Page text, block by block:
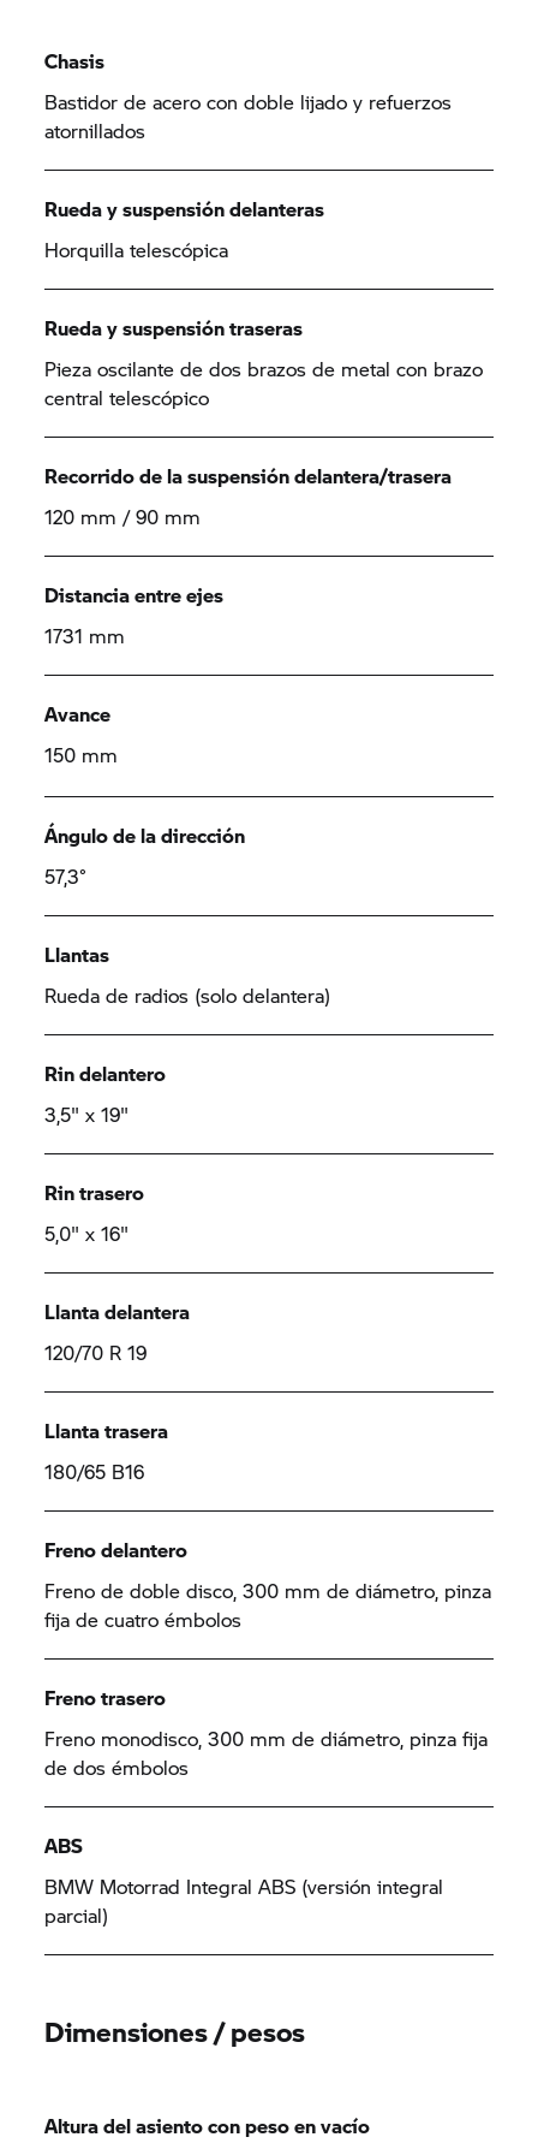
Chasis
Bastidor de acero con doble lijado y refuerzos
atornillados
Rueda y suspensión delanteras
Horquilla telescópica
Rueda y suspensión traseras
Pieza oscilante de dos brazos de metal con brazo
central telescópico
Recorrido de la suspensión delantera/trasera
120 mm / 90 mm
Distancia entre ejes
1731 mm
Avance
150 mm
Ángulo de la dirección
57,3°
Llantas
Rueda de radios (solo delantera)
Rin delantero
3,5" x 19"
Rin trasero
5,0" x 16"
Llanta delantera
120/70 R 19
Llanta trasera
180/65 B16
Freno delantero
Freno de doble disco, 300 mm de diámetro, pinza
fija de cuatro émbolos
Freno trasero
Freno monodisco, 300 mm de diámetro, pinza fija
de dos émbolos
ABS
BMW Motorrad Integral ABS (versión integral
parcial)
Dimensiones / pesos
Altura del asiento con peso en vacío